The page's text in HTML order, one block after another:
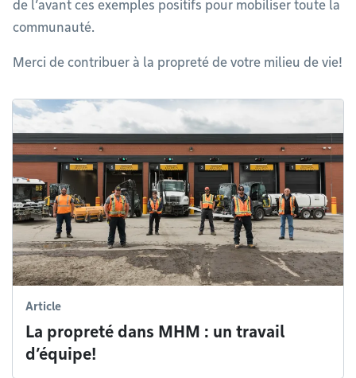
de l’avant ces exemples positifs pour mobiliser toute la
communauté.
Merci de contribuer à la propreté de votre milieu de vie!
Article
La propreté dans MHM : un travail
d’équipe!